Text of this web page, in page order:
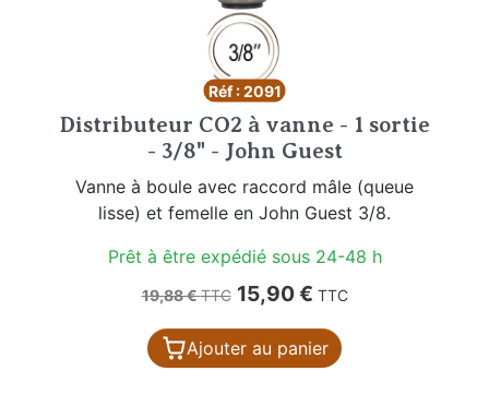
Réf : 2091
Distributeur CO2 à vanne - 1 sortie
- 3/8" - John Guest
Vanne à boule avec raccord mâle (queue
lisse) et femelle en John Guest 3/8.
Prêt à être expédié sous 24-48 h
Prix de base
19,88 €TTC Prix
15,90 € TTC
Ajouter au panier